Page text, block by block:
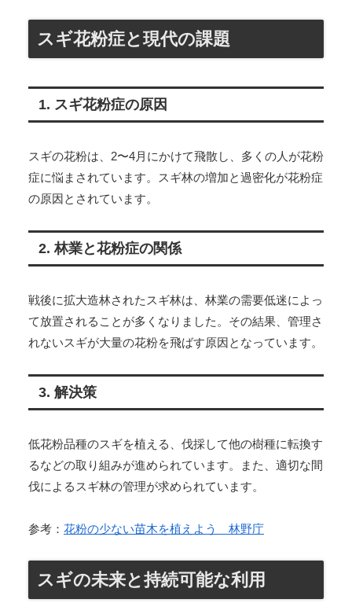
スギ花粉症と現代の課題
1. スギ花粉症の原因
スギの花粉は、2〜4月にかけて飛散し、多くの人が花粉
症に悩まされています。スギ林の増加と過密化が花粉症
の原因とされています。
2. 林業と花粉症の関係
戦後に拡大造林されたスギ林は、林業の需要低迷によっ
て放置されることが多くなりました。その結果、管理さ
れないスギが大量の花粉を飛ばす原因となっています。
3. 解決策
低花粉品種のスギを植える、伐採して他の樹種に転換す
るなどの取り組みが進められています。また、適切な間
伐によるスギ林の管理が求められています。
参考： 花粉の少ない苗木を植えよう 林野庁
スギの未来と持続可能な利用